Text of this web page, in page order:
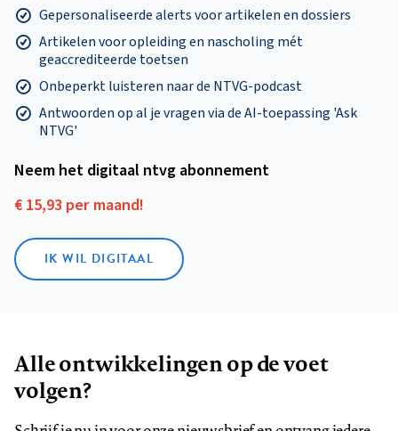
Gepersonaliseerde alerts voor artikelen en dossiers
Artikelen voor opleiding en nascholing mét
geaccrediteerde toetsen
Onbeperkt luisteren naar de NTVG-podcast
Antwoorden op al je vragen via de AI-toepassing 'Ask
NTVG'
Neem het digitaal ntvg abonnement
€ 15,93 per maand!
IK WIL DIGITAAL
Alle ontwikkelingen op de voet
volgen?